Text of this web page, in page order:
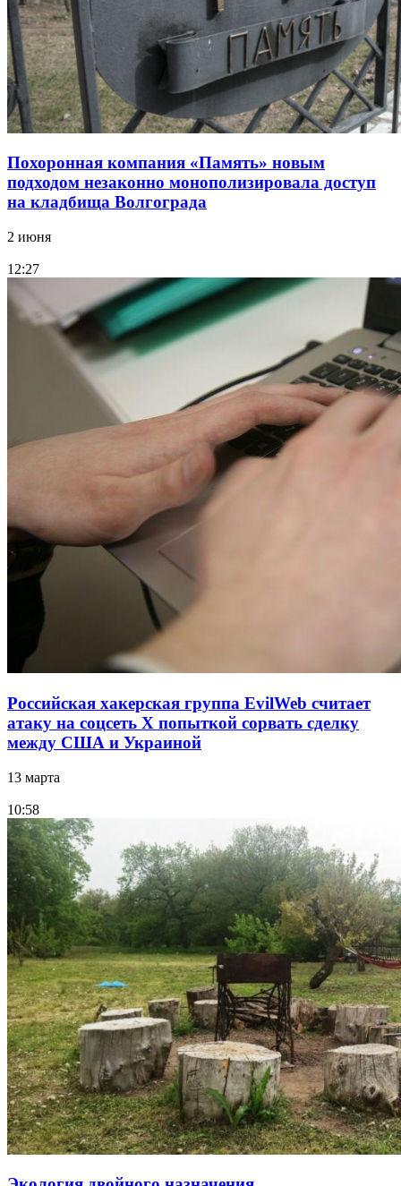
Похоронная компания «Память» новым
подходом незаконно монополизировала доступ
на кладбища Волгограда
2 июня
12:27
Российская хакерская группа EvilWeb считает
атаку на соцсеть Х попыткой сорвать сделку
между США и Украиной
13 марта
10:58